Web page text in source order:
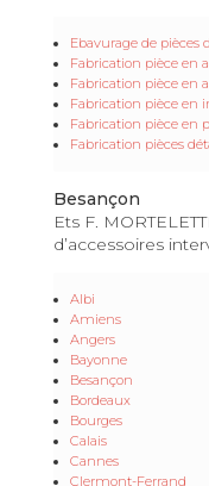
Ebavurage de pièces
Fabrication pièce en
Fabrication pièce
Fabrication pièce en
Fabrication pièce en
Fabrication pièces
Besançon
Ets F.
d’accessoires
Albi
Amiens
Angers
Bayonne
Besançon
Bordeaux
Bourges
Calais
Cannes
Clermont-Ferrand